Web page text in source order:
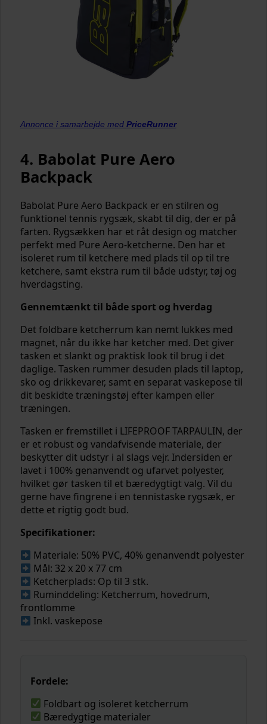
Annonce i samarbejde med PriceRunner
4. Babolat Pure Aero
Backpack
Babolat Pure Aero Backpack er en stilren og
funktionel tennis rygsæk, skabt til dig, der er på
farten. Rygsækken har et råt design og matcher
perfekt med Pure Aero-ketcherne. Den har et
isoleret rum til ketchere med plads til op til tre
ketchere, samt ekstra rum til både udstyr, tøj og
hverdagsting.
Gennemtænkt til både sport og hverdag
Det foldbare ketcherrum kan nemt lukkes med
magnet, når du ikke har ketcher med. Det giver
tasken et slankt og praktisk look til brug i det
daglige. Tasken rummer desuden plads til laptop,
sko og drikkevarer, samt en separat vaskepose til
dit beskidte træningstøj efter kampen eller
træningen.
Tasken er fremstillet i LIFEPROOF TARPAULIN, der
er et robust og vandafvisende materiale, der
beskytter dit udstyr i al slags vejr. Indersiden er
lavet i 100% genanvendt og ufarvet polyester,
hvilket gør tasken til et bæredygtigt valg. Vil du
gerne have fingrene i en tennistaske rygsæk, er
dette et rigtig godt bud.
Specifikationer:
Materiale: 50% PVC, 40% genanvendt polyester
Mål: 32 x 20 x 77 cm
Ketcherplads: Op til 3 stk.
Ruminddeling: Ketcherrum, hovedrum,
frontlomme
Inkl. vaskepose
Fordele:
Foldbart og isoleret ketcherrum
Bæredygtige materialer